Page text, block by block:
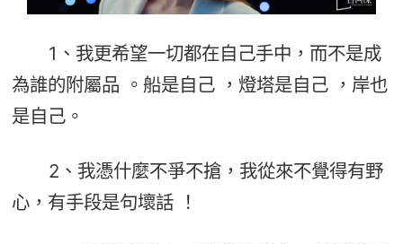
1、我更希望一切都在自己手中，而不是成
為誰的附屬品 。船是自己 ，燈塔是自己 ，岸也
是自己。
2、我憑什麼不爭不搶，我從來不覺得有野
心，有手段是句壞話 ！